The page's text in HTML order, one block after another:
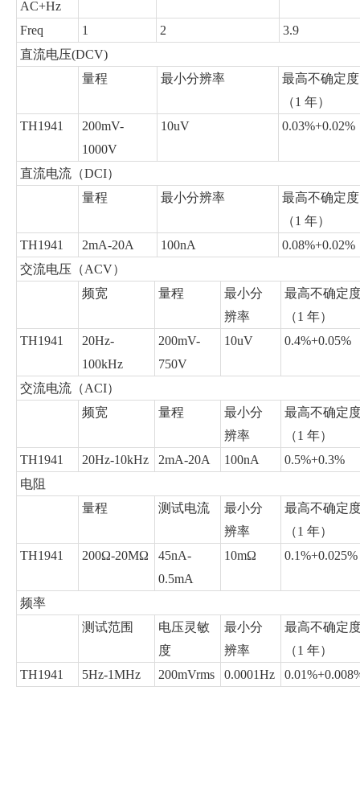
AC+Hz
Freq
1 2
3.9
直流电压(DCV)
量程
最小分辨率
最高不确定度
（1 年）
TH1941
200mV-
1000V
10uV 0.03%+0.02%
直流电流（DCI）
量程
最小分辨率
最高不确定度
（1 年）
TH1941
2mA-20A 100nA
0.08%+0.02%
交流电压（ACV）
频宽
量程
最小分
辨率
最高不确定
（1 年）
TH1941
20Hz-
100kHz
200mV-
750V
10uV 0.4%+0.05%
交流电流（ACI）
频宽
量程
最小分
辨率
最高不确定
（1 年）
TH1941
20Hz-10kHz 2mA-20A 100nA
0.5%+0.3%
电阻
量程
测试电流
最小分
辨率
最高不确定
（1 年）
TH1941
200Ω-20MΩ
45nA-
0.5mA
10mΩ 0.1%+0.025%
频率
测试范围
电压灵敏
度
最小分
辨率
最高不确定
（1 年）
TH1941
5Hz-1MHz 200mVrms 0.0001Hz